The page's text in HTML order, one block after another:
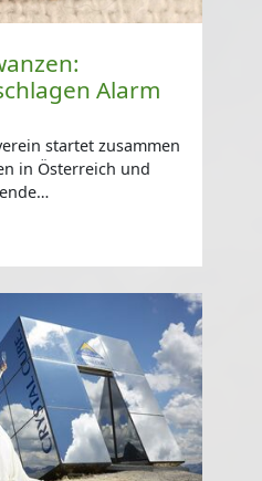
Alarm
startet zusammen
in Österreich und